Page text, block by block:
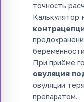
точность
Калькулятор
При приёме
овуляция
овуляции
препаратом.